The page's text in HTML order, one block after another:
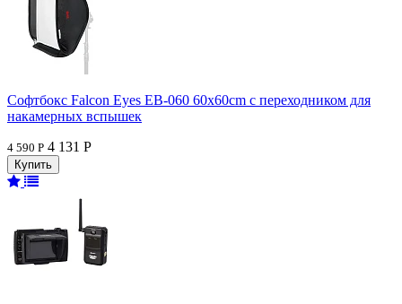
Софтбокс Falcon Eyes EB-060 60x60cm с переходником для
накамерных вспышек
4 590 Р 4 131 Р